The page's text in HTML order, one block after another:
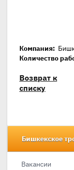
Компания:
Количество
Возврат к
списку
Бишкекское
Вакансии